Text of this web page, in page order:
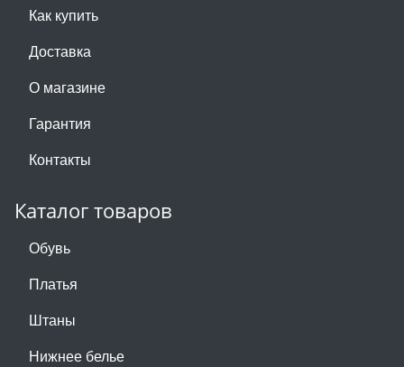
Как купить
Доставка
О магазине
Гарантия
Контакты
Каталог товаров
Обувь
Платья
Штаны
Нижнее белье